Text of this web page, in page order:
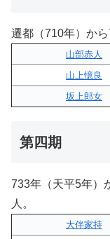
遷都（710年）か
山部赤人
山上憶良
坂上郎女
第四期
733年（天平5年）
人。
大伴家持